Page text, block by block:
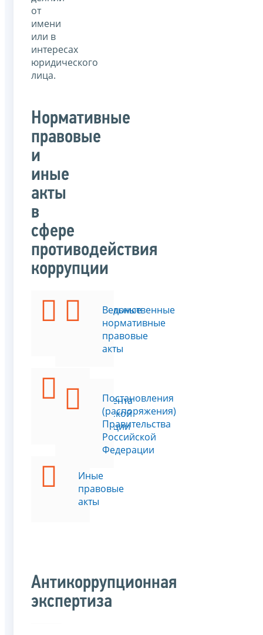
от
имени
или в
интересах
юридического
лица.
Нормативные
правовые
и
иные
акты
в
сфере
противодействия
коррупции
Федеральные
законы
Указы
Президента
Российской
Федерации
Иные
правовые
акты
Ведомственные
нормативные
правовые
акты
Постановления
(распоряжения)
Правительства
Российской
Федерации
Антикоррупционная
экспертиза